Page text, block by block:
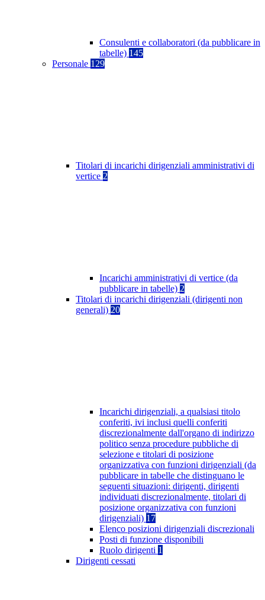
Consulenti e collaboratori (da pubblicare in
tabelle) 145
Personale 129
Titolari di incarichi dirigenziali amministrativi di
vertice 2
Incarichi amministrativi di vertice (da
pubblicare in tabelle) 2
Titolari di incarichi dirigenziali (dirigenti non
generali) 20
Incarichi dirigenziali, a qualsiasi titolo
conferiti, ivi inclusi quelli conferiti
discrezionalmente dall'organo di indirizzo
politico senza procedure pubbliche di
selezione e titolari di posizione
organizzativa con funzioni dirigenziali (da
pubblicare in tabelle che distinguano le
seguenti situazioni: dirigenti, dirigenti
individuati discrezionalmente, titolari di
posizione organizzativa con funzioni
dirigenziali) 17
Elenco posizioni dirigenziali discrezionali
Posti di funzione disponibili
Ruolo dirigenti 1
Dirigenti cessati